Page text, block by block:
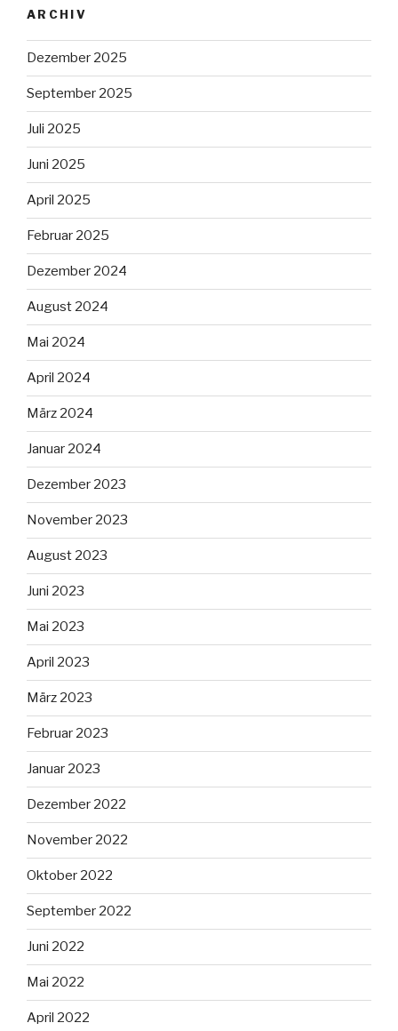
ARCHIV
Dezember 2025
September 2025
Juli 2025
Juni 2025
April 2025
Februar 2025
Dezember 2024
August 2024
Mai 2024
April 2024
März 2024
Januar 2024
Dezember 2023
November 2023
August 2023
Juni 2023
Mai 2023
April 2023
März 2023
Februar 2023
Januar 2023
Dezember 2022
November 2022
Oktober 2022
September 2022
Juni 2022
Mai 2022
April 2022